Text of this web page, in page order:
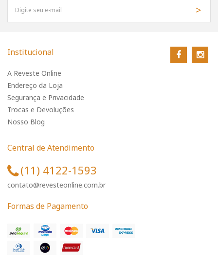
Institucional
A Reveste Online
Endereço da Loja
Segurança e Privacidade
Trocas e Devoluções
Nosso Blog
Central de Atendimento
(11) 4122-1593
contato@revesteonline.com.br
Formas de Pagamento